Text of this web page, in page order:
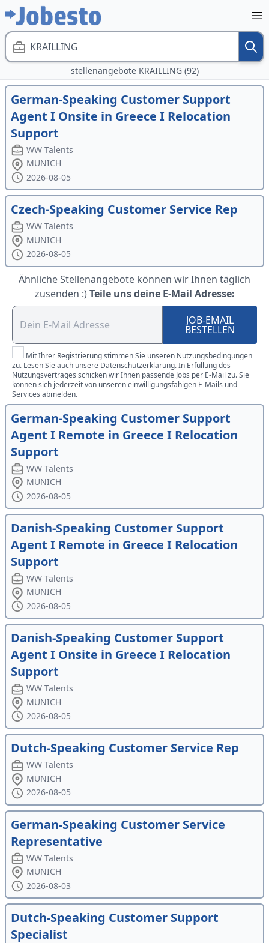
KRAILLING
stellenangebote KRAILLING (92)
German-Speaking Customer Support
Agent I Onsite in Greece I Relocation
Support
WW Talents
MUNICH
2026-08-05
Czech-Speaking Customer Service Rep
WW Talents
MUNICH
2026-08-05
Ähnliche Stellenangebote können wir Ihnen täglich
zusenden :) Teile uns deine E-Mail Adresse:
JOB-EMAIL
BESTELLEN
Mit Ihrer Registrierung stimmen Sie unseren Nutzungsbedingungen
zu. Lesen Sie auch unsere Datenschutzerklärung. In Erfüllung des
Nutzungsvertrages schicken wir Ihnen passende Jobs per E-Mail zu. Sie
können sich jederzeit von unseren einwilligungsfähigen E-Mails und
Services abmelden.
German-Speaking Customer Support
Agent I Remote in Greece I Relocation
Support
WW Talents
MUNICH
2026-08-05
Danish-Speaking Customer Support
Agent I Remote in Greece I Relocation
Support
WW Talents
MUNICH
2026-08-05
Danish-Speaking Customer Support
Agent I Onsite in Greece I Relocation
Support
WW Talents
MUNICH
2026-08-05
Dutch-Speaking Customer Service Rep
WW Talents
MUNICH
2026-08-05
German-Speaking Customer Service
Representative
WW Talents
MUNICH
2026-08-03
Dutch-Speaking Customer Support
Specialist